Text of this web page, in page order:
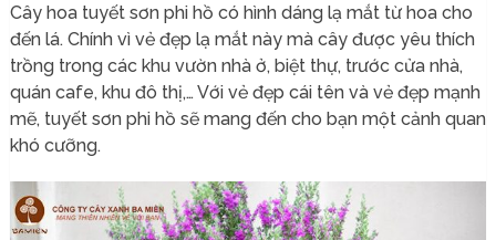
Cây hoa tuyết sơn phi hồ có hình dáng lạ mắt từ hoa cho
đến lá. Chính vì vẻ đẹp lạ mắt này mà cây được yêu thích
trồng trong các khu vườn nhà ở, biệt thự, trước cửa nhà,
quán cafe, khu đô thị,… Với vẻ đẹp cái tên và vẻ đẹp mạnh
mẽ, tuyết sơn phi hồ sẽ mang đến cho bạn một cảnh quan
khó cưỡng.